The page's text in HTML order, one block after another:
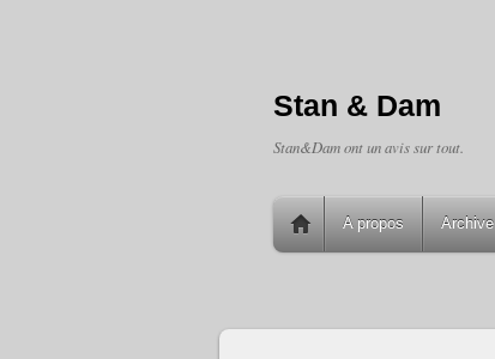
Stan & Dam
Stan&Dam ont un avis sur tout.
A propos Archive